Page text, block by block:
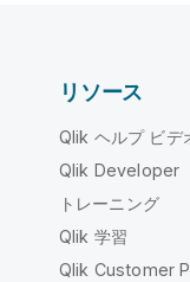
リソース
Qlik ヘルプ ビデ
Qlik Developer
トレーニング
Qlik 学習
Qlik Customer